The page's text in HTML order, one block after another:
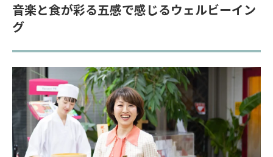
音楽と食が彩る五感で感じるウェルビーイン
グ